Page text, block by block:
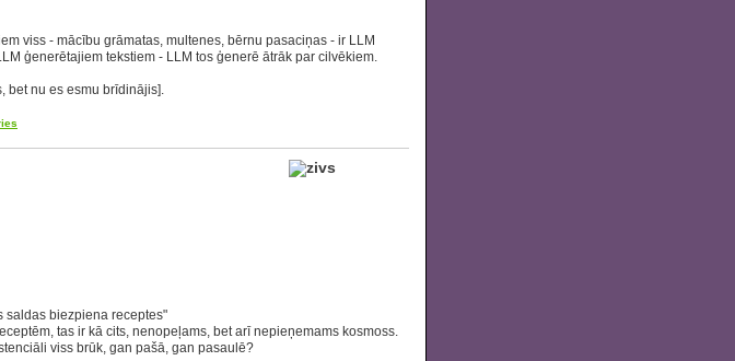
viss - mācību grāmatas, multenes, bērnu pasaciņas - ir LLM
ģenerētajiem tekstiem - LLM tos ģenerē ātrāk par cilvēkiem.
bet nu es esmu brīdinājis].
saldas biezpiena receptes"
tas ir kā cits, nenopeļams, bet arī nepieņemams kosmoss.
viss brūk, gan pašā, gan pasaulē?